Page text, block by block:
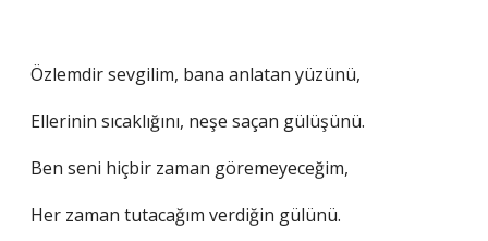
Özlemdir sevgilim, bana anlatan yüzünü,
Ellerinin sıcaklığını, neşe saçan gülüşünü.
Ben seni hiçbir zaman göremeyeceğim,
Her zaman tutacağım verdiğin gülünü.